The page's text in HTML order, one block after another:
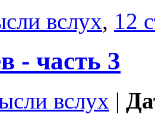
вслух, 12
- часть 3
вслух |